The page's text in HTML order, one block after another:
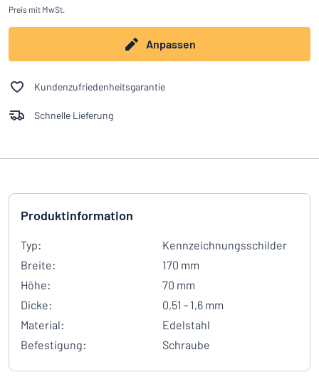
Preis mit MwSt.
Anpassen
Kundenzufriedenheitsgarantie
Schnelle Lieferung
Produktinformation
Typ:
Kennzeichnungsschilder
Breite:
170 mm
Höhe:
70 mm
Dicke:
0,51 - 1,6 mm
Material:
Edelstahl
Befestigung:
Schraube